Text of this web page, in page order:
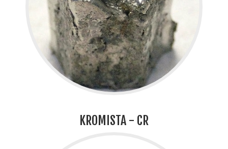
KROMISTA - CR